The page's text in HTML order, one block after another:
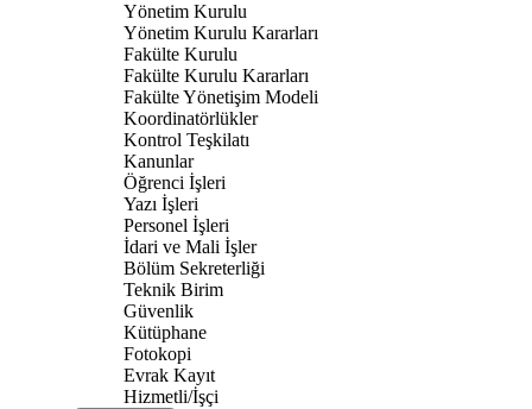
Yönetim Kurulu
Yönetim Kurulu Kararları
Fakülte Kurulu
Fakülte Kurulu Kararları
Fakülte Yönetişim Modeli
Koordinatörlükler
Kontrol Teşkilatı
Kanunlar
Öğrenci İşleri
Yazı İşleri
Personel İşleri
İdari ve Mali İşler
Bölüm Sekreterliği
Teknik Birim
Güvenlik
Kütüphane
Fotokopi
Evrak Kayıt
Hizmetli/İşçi